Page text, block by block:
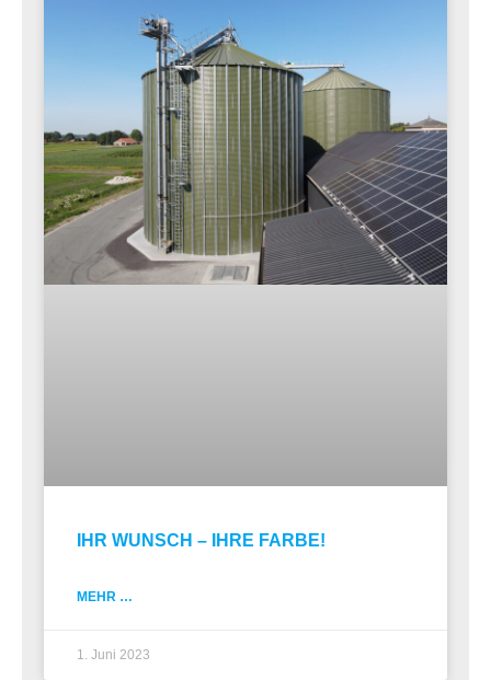
IHR WUNSCH – IHRE FARBE!
MEHR …
1. Juni 2023